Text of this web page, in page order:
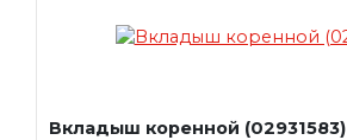
Вкладыш коренной (02931583)